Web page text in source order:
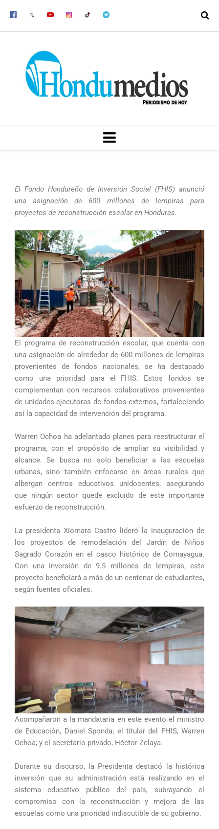
MENU
El Fondo Hondureño de Inversión Social (FHIS) anunció
una asignación de 600 millones de lempiras para
proyectos de reconstrucción escolar en Honduras.
El programa de reconstrucción escolar, que cuenta con
una asignación de alrededor de 600 millones de lempiras
provenientes de fondos nacionales, se ha destacado
como una prioridad para el FHIS. Estos fondos se
complementan con recursos colaborativos provenientes
de unidades ejecutoras de fondos externos, fortaleciendo
así la capacidad de intervención del programa.
Warren Ochoa ha adelantado planes para reestructurar el
programa, con el propósito de ampliar su visibilidad y
alcance. Se busca no solo beneficiar a las escuelas
urbanas, sino también enfocarse en áreas rurales que
albergan centros educativos unidocentes, asegurando
que ningún sector quede excluido de este importante
esfuerzo de reconstrucción.
La presidenta Xiomara Castro lideró la inauguración de
los proyectos de remodelación del Jardín de Niños
Sagrado Corazón en el casco histórico de Comayagua.
Con una inversión de 9.5 millones de lempiras, este
proyecto beneficiará a más de un centenar de estudiantes,
según fuentes oficiales.
Acompañaron a la mandataria en este evento el ministro
de Educación, Daniel Sponda; el titular del FHIS, Warren
Ochoa; y el secretario privado, Héctor Zelaya.
Durante su discurso, la Presidenta destacó la histórica
inversión que su administración está realizando en el
sistema educativo público del país, subrayando el
compromiso con la reconstrucción y mejora de las
escuelas como una prioridad indiscutible de su gobierno.